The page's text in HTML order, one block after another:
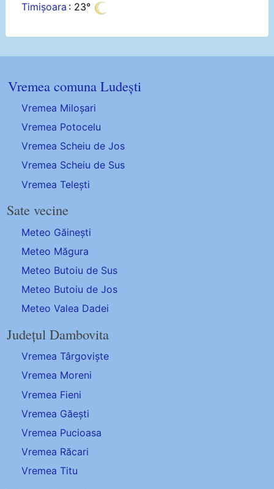
Timișoara : 23°
Vremea comuna Ludești
Vremea Miloșari
Vremea Potocelu
Vremea Scheiu de Jos
Vremea Scheiu de Sus
Vremea Telești
Sate vecine
Meteo Găinești
Meteo Măgura
Meteo Butoiu de Sus
Meteo Butoiu de Jos
Meteo Valea Dadei
Județul Dambovita
Vremea Târgoviște
Vremea Moreni
Vremea Fieni
Vremea Găești
Vremea Pucioasa
Vremea Răcari
Vremea Titu